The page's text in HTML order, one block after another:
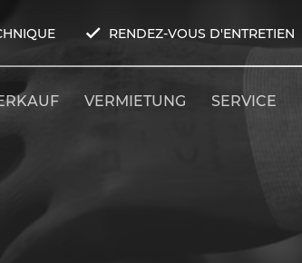
RENDEZ-VOUS D'ENTRETIEN
VERMIETUNG SERVICE